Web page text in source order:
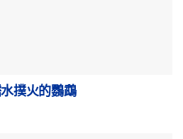
撲火的鸚鵡